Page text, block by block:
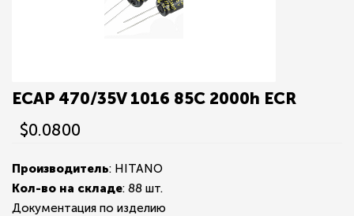
ECAP 470/35V 1016 85C 2000h EСR
$0.0800
Производитель: HITANO
Кол-во на складе: 88 шт.
Документация по изделию